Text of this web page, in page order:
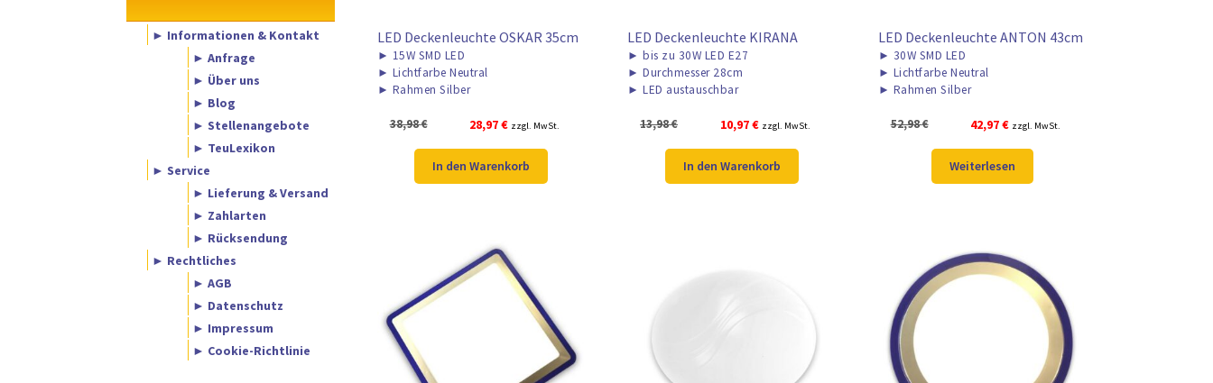
LED Deckenleuchte OSKAR 35cm
► 15W SMD LED
► Lichtfarbe Neutral
► Rahmen Silber
38,98€
Ursprünglicher
war:
38,98 €
28,97€Aktueller
ist:
28,97 €.
zzgl. MwSt.
In den Warenkorb
LED Deckenleuchte KIRANA
► bis zu 30W LED E27
► Durchmesser 28cm
► LED austauschbar
13,98€
Ursprünglicher
war:
13,98 €
10,97€Aktueller
ist:
10,97 €.
zzgl. MwSt.
In den Warenkorb
LED Deckenleuchte ANTON 43cm
► 30W SMD LED
► Lichtfarbe Neutral
► Rahmen Silber
52,98€
Ursprünglicher
war:
52,98 €
42,97€Aktueller
ist:
42,97 €.
zzgl. MwSt.
Weiterlesen
► Informationen & Kontakt
► Anfrage
► Über uns
► Blog
► Stellenangebote
► TeuLexikon
► Service
► Lieferung & Versand
► Zahlarten
► Rücksendung
► Rechtliches
► AGB
► Datenschutz
► Impressum
► Cookie-Richtlinie